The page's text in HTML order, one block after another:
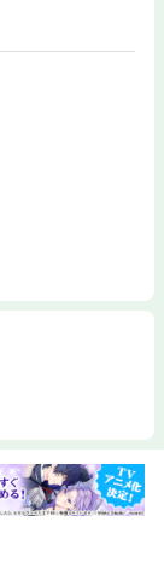
と思いきや、担当
blue rose」の長・
涼也は……。